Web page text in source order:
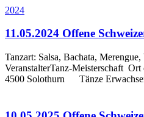
2024
11.05.2024 Offene
Tanzart: Salsa, Bachata,
VeranstalterTanz-Meisterschaft Ort
4500 Solothurn Tänze